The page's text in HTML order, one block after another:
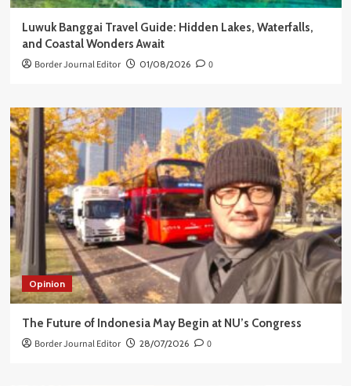
Luwuk Banggai Travel Guide: Hidden Lakes, Waterfalls,
and Coastal Wonders Await
Border Journal Editor 01/08/2026 0
Opinion
The Future of Indonesia May Begin at NU’s Congress
Border Journal Editor 28/07/2026 0